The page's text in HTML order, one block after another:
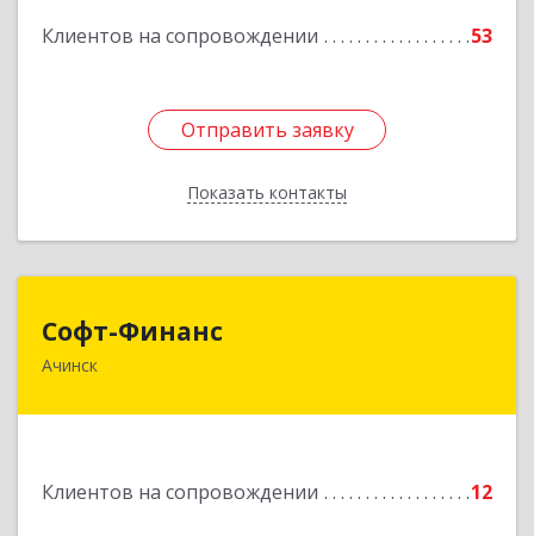
Клиентов на сопровождении 53
Отправить заявку
Показать контакты
Отправить заявку
Назад
Софт-Финанс
Ачинск
Клиентов на сопровождении 12
662150, Красноярский край, Ачинск г, 1-й мкр,